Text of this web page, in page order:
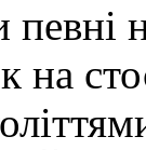
певні
на